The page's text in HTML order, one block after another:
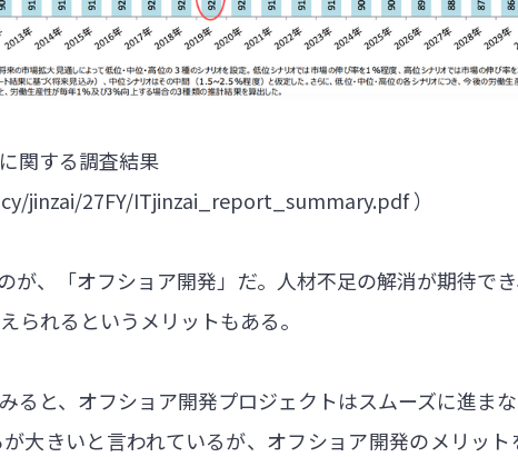
関する調査結果
jinzai/27FY/ITjinzai_report_summary.pdf）
が、「オフショア開発」だ。人材不足の解消が期待で
られるというメリットもある。
ると、オフショア開発プロジェクトはスムーズに進ま
大きいと言われているが、オフショア開発のメリッ